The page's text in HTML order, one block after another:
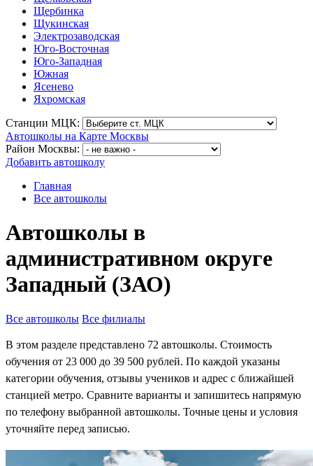
Щербинка
Щукинская
Электрозаводская
Юго-Восточная
Юго-Западная
Южная
Ясенево
Яхромская
Станции МЦК:
Автошколы на Карте Москвы
Район Москвы:
Добавить автошколу
Главная
Все автошколы
Автошколы в
административном округе
Западный (ЗАО)
Все автошколы Все филиалы
В этом разделе представлено 72 автошколы. Стоимость
обучения от 23 000 до 39 500 рублей. По каждой указаны
категории обучения, отзывы учеников и адрес с ближайшей
станцией метро. Сравните варианты и запишитесь напрямую
по телефону выбранной автошколы. Точные цены и условия
уточняйте перед записью.